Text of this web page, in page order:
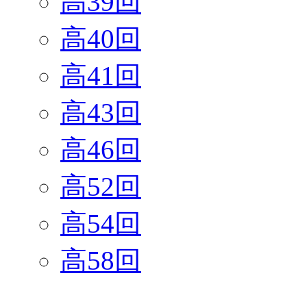
高40回
高41回
高43回
高46回
高52回
高54回
高58回